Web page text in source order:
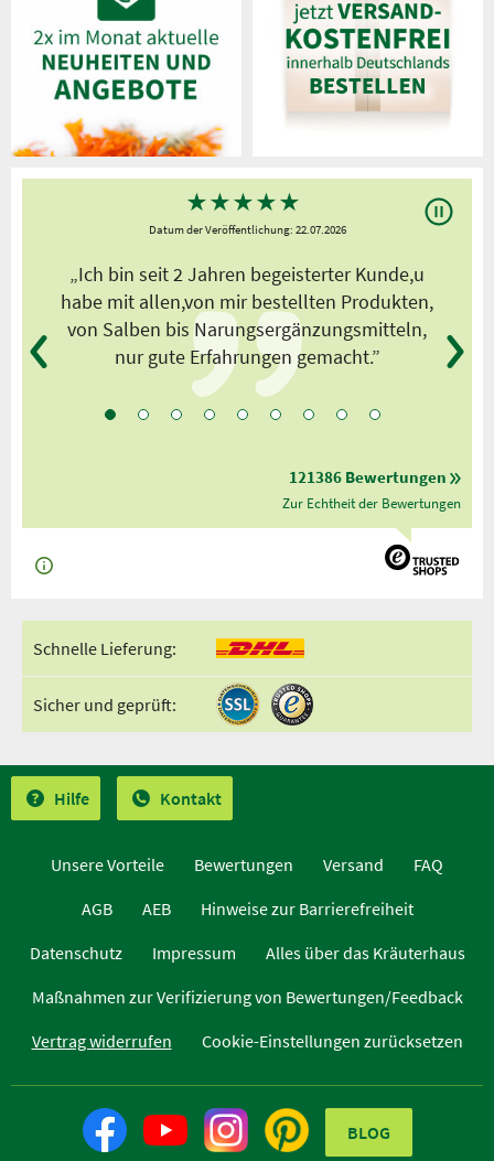
★★★★★
Datum der Veröffentlichung: 22.07.2026
„Ich bin seit 2 Jahren begeisterter Kunde,u
habe mit allen,von mir bestellten Produkten,
von Salben bis Narungsergänzungsmitteln,
nur gute Erfahrungen gemacht.”
121386 Bewertungen
Zur Echtheit der Bewertungen
Schnelle Lieferung:
Sicher und geprüft:
Hilfe Kontakt
Unsere Vorteile Bewertungen Versand
FAQ
AGB
AEB
Hinweise zur Barrierefreiheit
Datenschutz
Impressum
Alles über das Kräuterhaus
Maßnahmen zur Verifizierung von Bewertungen/Feedback
Vertrag widerrufen
Cookie-Einstellungen zurücksetzen
BLOG